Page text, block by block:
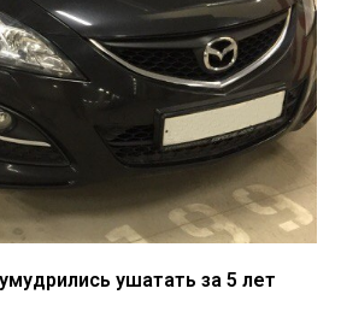
ушатать за 5 лет